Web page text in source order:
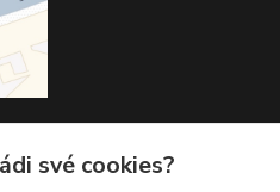
své cookies?